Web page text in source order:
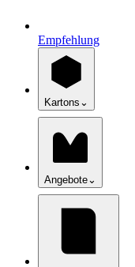
Empfehlung
Kartons ⌄
Angebote⌄